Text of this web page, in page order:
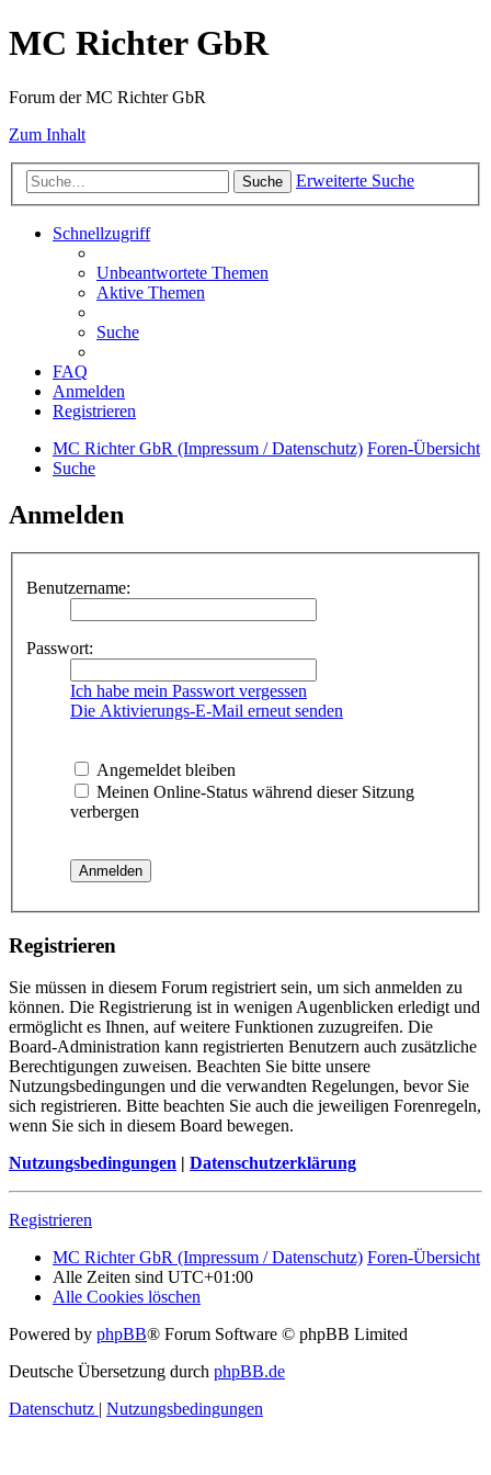
MC Richter GbR
Forum der MC Richter GbR
Zum Inhalt
Suche Erweiterte Suche
Schnellzugriff
Unbeantwortete Themen
Aktive Themen
Suche
FAQ
Anmelden
Registrieren
MC Richter GbR (Impressum / Datenschutz) Foren-Übersicht
Suche
Anmelden
Benutzername:
Passwort:
Ich habe mein Passwort vergessen
Die Aktivierungs-E-Mail erneut senden
Angemeldet bleiben
Meinen Online-Status während dieser Sitzung
verbergen
Registrieren
Sie müssen in diesem Forum registriert sein, um sich anmelden zu
können. Die Registrierung ist in wenigen Augenblicken erledigt und
ermöglicht es Ihnen, auf weitere Funktionen zuzugreifen. Die
Board-Administration kann registrierten Benutzern auch zusätzliche
Berechtigungen zuweisen. Beachten Sie bitte unsere
Nutzungsbedingungen und die verwandten Regelungen, bevor Sie
sich registrieren. Bitte beachten Sie auch die jeweiligen Forenregeln,
wenn Sie sich in diesem Board bewegen.
Nutzungsbedingungen | Datenschutzerklärung
Registrieren
MC Richter GbR (Impressum / Datenschutz) Foren-Übersicht
Alle Zeiten sind UTC+01:00
Alle Cookies löschen
Powered by phpBB® Forum Software © phpBB Limited
Deutsche Übersetzung durch phpBB.de
Datenschutz | Nutzungsbedingungen